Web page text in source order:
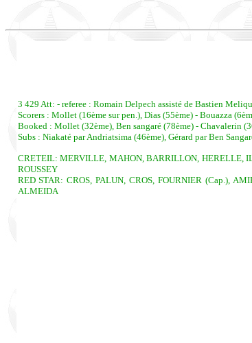
3 429 Att: - referee : Romain Delpech assisté de Bastien
Scorers : Mollet (16ème sur pen.), Dias (55ème) - Bouazza
Booked : Mollet (32ème), Ben sangaré (78ème) - Chavalerin
Subs : Niakaté par Andriatsima (46ème), Gérard par Ben
CRETEIL: MERVILLE, MAHON, BARRILLON, HERELLE,
ROUSSEY
RED STAR: CROS, PALUN, CROS, FOURNIER (Cap.),
ALMEIDA